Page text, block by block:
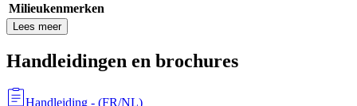
Milieukenmerken
Lees meer
Handleidingen en brochures
Handleiding - (FR/NL)